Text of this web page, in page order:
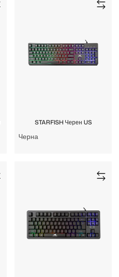
STARFISH Черен US
Черна